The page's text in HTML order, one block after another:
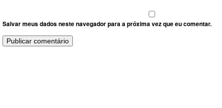
Salvar meus dados neste navegador para a próxima vez que eu comentar.